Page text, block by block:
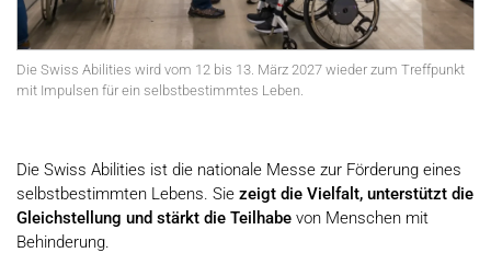
Die Swiss Abilities wird vom 12 bis 13. März 2027 wieder zum Treffpunkt
mit Impulsen für ein selbstbestimmtes Leben.
Die Swiss Abilities ist die nationale Messe zur Förderung eines
selbstbestimmten Lebens. Sie zeigt die Vielfalt, unterstützt die
Gleichstellung und stärkt die Teilhabe von Menschen mit
Behinderung.